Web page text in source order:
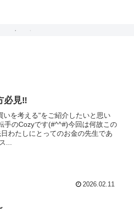
必見‼
いを考える"をご紹介したいと思い
手のCozyです(#^^#)今回は何故この
わたしにとってのお金の先生であ
...
2026.02.11